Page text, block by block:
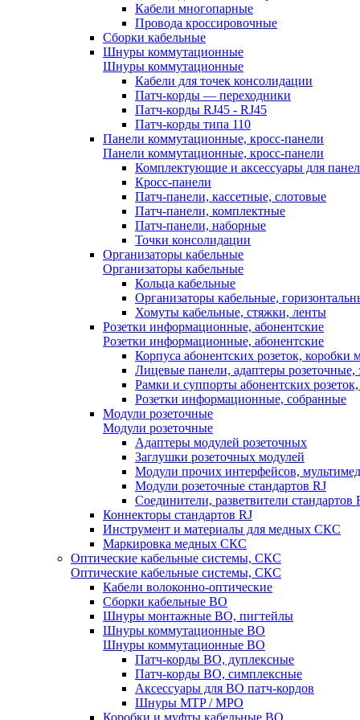
Кабели многопарные
Провода кроссировочные
Сборки кабельные
Шнуры коммутационные
Шнуры коммутационные
Кабели для точек консолидации
Патч-корды — переходники
Патч-корды RJ45 - RJ45
Патч-корды типа 110
Панели коммутационные, кросс-панели
Панели коммутационные, кросс-панели
Комплектующие и аксессуары для
Кросс-панели
Патч-панели, кассетные, слотовые
Патч-панели, комплектные
Патч-панели, наборные
Точки консолидации
Организаторы кабельные
Организаторы кабельные
Кольца кабельные
Организаторы кабельные,
Хомуты кабельные, стяжки, ленты
Розетки информационные, абонентские
Розетки информационные, абонентские
Корпуса абонентских розеток, коробки
Лицевые панели, адаптеры розеточные,
Рамки и суппорты абонентских
Розетки информационные, собранные
Модули розеточные
Модули розеточные
Адаптеры модулей розеточных
Заглушки розеточных модулей
Модули прочих интерфейсов,
Модули розеточные стандартов RJ
Соединители, разветвители стандартов
Коннекторы стандартов RJ
Инструмент и материалы для медных СКС
Маркировка медных СКС
Оптические кабельные системы, СКС
Оптические кабельные системы, СКС
Кабели волоконно-оптические
Сборки кабельные ВО
Шнуры монтажные ВО, пигтейлы
Шнуры коммутационные ВО
Шнуры коммутационные ВО
Патч-корды ВО, дуплексные
Патч-корды ВО, симплексные
Аксессуары для ВО патч-кордов
Шнуры MTP / MPO
Коробки и муфты кабельные ВО